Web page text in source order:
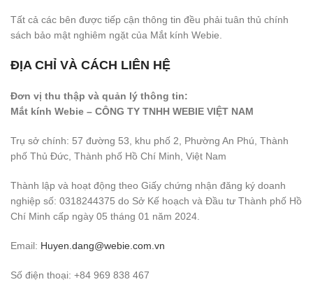
Tất cả các bên được tiếp cận thông tin đều phải tuân thủ chính
sách bảo mật nghiêm ngặt của Mắt kính Webie.
ĐỊA CHỈ VÀ CÁCH LIÊN HỆ
Đơn vị thu thập và quản lý thông tin:
Mắt kính Webie – CÔNG TY TNHH WEBIE VIỆT NAM
Trụ sở chính: 57 đường 53, khu phố 2, Phường An Phú, Thành
phố Thủ Đức, Thành phố Hồ Chí Minh, Việt Nam
Thành lập và hoạt động theo Giấy chứng nhận đăng ký doanh
nghiệp số: 0318244375 do Sở Kế hoạch và Đầu tư Thành phố Hồ
Chí Minh cấp ngày 05 tháng 01 năm 2024.
Email: Huyen.dang@webie.com.vn
Số điện thoại: +84 969 838 467